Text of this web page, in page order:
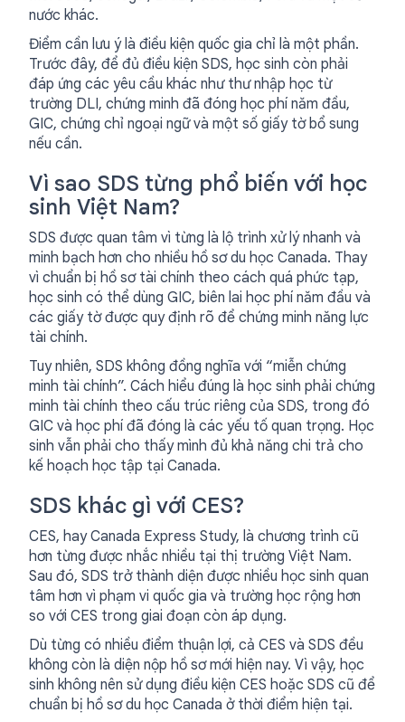
nước khác.
Điểm cần lưu ý là điều kiện quốc gia chỉ là một phần.
Trước đây, để đủ điều kiện SDS, học sinh còn phải
đáp ứng các yêu cầu khác như thư nhập học từ
trường DLI, chứng minh đã đóng học phí năm đầu,
GIC, chứng chỉ ngoại ngữ và một số giấy tờ bổ sung
nếu cần.
Vì sao SDS từng phổ biến với học
sinh Việt Nam?
SDS được quan tâm vì từng là lộ trình xử lý nhanh và
minh bạch hơn cho nhiều hồ sơ du học Canada. Thay
vì chuẩn bị hồ sơ tài chính theo cách quá phức tạp,
học sinh có thể dùng GIC, biên lai học phí năm đầu và
các giấy tờ được quy định rõ để chứng minh năng lực
tài chính.
Tuy nhiên, SDS không đồng nghĩa với “miễn chứng
minh tài chính”. Cách hiểu đúng là học sinh phải chứng
minh tài chính theo cấu trúc riêng của SDS, trong đó
GIC và học phí đã đóng là các yếu tố quan trọng. Học
sinh vẫn phải cho thấy mình đủ khả năng chi trả cho
kế hoạch học tập tại Canada.
SDS khác gì với CES?
CES, hay Canada Express Study, là chương trình cũ
hơn từng được nhắc nhiều tại thị trường Việt Nam.
Sau đó, SDS trở thành diện được nhiều học sinh quan
tâm hơn vì phạm vi quốc gia và trường học rộng hơn
so với CES trong giai đoạn còn áp dụng.
Dù từng có nhiều điểm thuận lợi, cả CES và SDS đều
không còn là diện nộp hồ sơ mới hiện nay. Vì vậy, học
sinh không nên sử dụng điều kiện CES hoặc SDS cũ để
chuẩn bị hồ sơ du học Canada ở thời điểm hiện tại.